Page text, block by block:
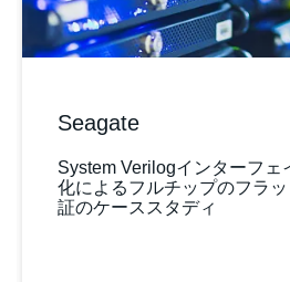
Seagate
System Verilogインターフェ
化によるフルチップのフラ
証のケーススタディ